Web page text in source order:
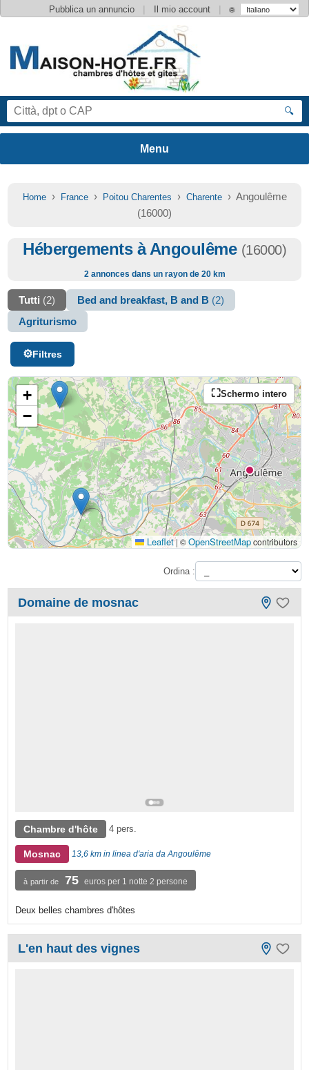
Pubblica un annuncio | Il mio account | 🌐
🔍
Home› France› Poitou Charentes › Charente› Angoulême
(16000)
Hébergements à Angoulême (16000)
2 annonces dans un rayon de 20 km
Tutti (2) Bed and breakfast, B and B (2)
Agriturismo
Filtres
Schermo intero
+
−
Leaflet| ©OpenStreetMapcontributors
Ordina :
Domaine de mosnac
Chambre d'hôte 4 pers.
Mosnac 13,6 km in linea d'aria da Angoulême
à partir de 75 euros per 1 notte 2 persone
Deux belles chambres d'hôtes
L'en haut des vignes